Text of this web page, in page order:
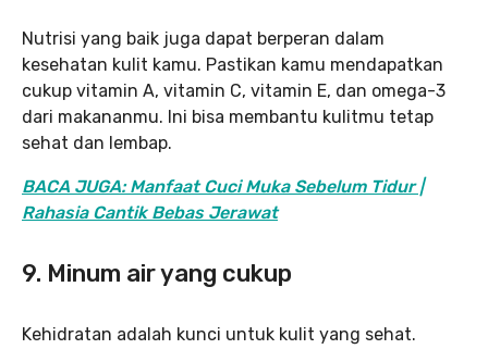
Nutrisi yang baik juga dapat berperan dalam
kesehatan kulit kamu. Pastikan kamu mendapatkan
cukup vitamin A, vitamin C, vitamin E, dan omega-3
dari makananmu. Ini bisa membantu kulitmu tetap
sehat dan lembap.
BACA JUGA: Manfaat Cuci Muka Sebelum Tidur |
Rahasia Cantik Bebas Jerawat
9. Minum air yang cukup
Kehidratan adalah kunci untuk kulit yang sehat.